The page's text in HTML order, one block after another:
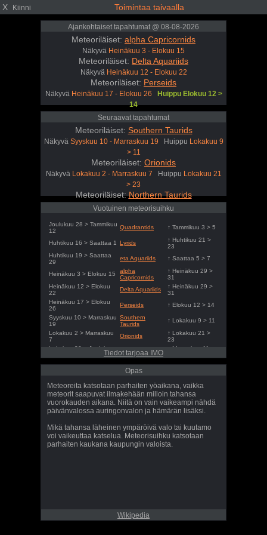
X Kiinni Toimintaa taivaalla
Ajankohtaiset tapahtumat @ 08-08-2026
Meteoriläiset: alpha Capricornids
Näkyvä Heinäkuu 3 - Elokuu 15
Meteoriläiset: Delta Aquariids
Näkyvä Heinäkuu 12 - Elokuu 22
Meteoriläiset: Perseids
Näkyvä Heinäkuu 17 - Elokuu 26
Huippu Elokuu 12 >
14
Seuraavat tapahtumat
Meteoriläiset: Southern Taurids
Näkyvä Syyskuu 10 - Marraskuu 19 Huippu Lokakuu 9
> 11
Meteoriläiset: Orionids
Näkyvä Lokakuu 2 - Marraskuu 7 Huippu Lokakuu 21
> 23
Meteoriläiset:Northern Taurids
Lokakuu 20 - Joulukuu 9Huippu
Vuotuinen meteorisuihku
Joulukuu 28 > Tammikuu
12
Quadrantids ↑ Tammikuu 3 > 5
Huhtikuu 16 > Saattaa 1 Lyrids
↑ Huhtikuu 21 >
23
Huhtikuu 19 > Saattaa
29
eta Aquariids ↑ Saattaa 5 > 7
Heinäkuu 3 > Elokuu 15
alpha
Capricornids
↑ Heinäkuu 29 >
31
Heinäkuu 12 > Elokuu
22
Delta Aquariids
↑ Heinäkuu 29 >
31
Heinäkuu 17 > Elokuu
26
Perseids
↑ Elokuu 12 > 14
Syyskuu 10 > Marraskuu
19
Southern
Taurids
↑ Lokakuu 9 > 11
Lokakuu 2 > Marraskuu
7
Orionids
↑ Lokakuu 21 >
23
Lokakuu 20 > Joulukuu
Northern Taurids
↑ Marraskuu 11 >
Marraskuu 6 > Joulukuu
Leonids
↑ Marraskuu 16 >
18
Geminids
15
Joulukuu 17 > Joulukuu
27
Ursids
↑ Joulukuu 21 >
23
Tiedot tarjoaa IMO
Opas
Meteoreita katsotaan parhaiten yöaikana, vaikka
meteorit saapuvat ilmakehään milloin tahansa
vuorokauden aikana. Niitä on vain vaikeampi nähdä
päivänvalossa auringonvalon ja hämärän lisäksi.
Mikä tahansa läheinen ympäröivä valo tai kuutamo
voi vaikeuttaa katselua. Meteorisuihku katsotaan
parhaiten kaukana kaupungin valoista.
Wikipedia